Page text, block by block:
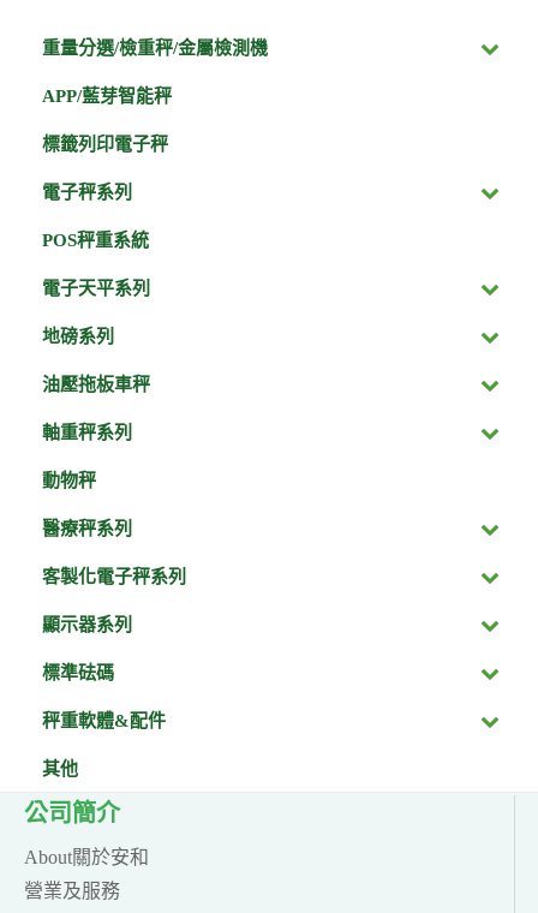
重量分選/檢重秤/金屬檢測機
APP/藍芽智能秤
標籤列印電子秤
電子秤系列
POS秤重系統
電子天平系列
地磅系列
油壓拖板車秤
軸重秤系列
動物秤
醫療秤系列
客製化電子秤系列
顯示器系列
標準砝碼
秤重軟體&配件
其他
公司簡介
About關於安和
營業及服務